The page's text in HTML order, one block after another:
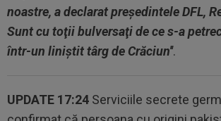
noastre, a declarat preşedintele DFL,
Sunt cu toţii bulversaţi de ce s-a
într-un liniştit târg de Crăciun''.
UPDATE 17:24 Serviciile secrete